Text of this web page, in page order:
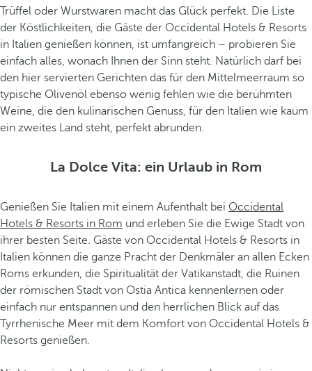
Trüffel oder Wurstwaren macht das Glück perfekt. Die Liste
der Köstlichkeiten, die Gäste der Occidental Hotels & Resorts
in Italien genießen können, ist umfangreich – probieren Sie
einfach alles, wonach Ihnen der Sinn steht. Natürlich darf bei
den hier servierten Gerichten das für den Mittelmeerraum so
typische Olivenöl ebenso wenig fehlen wie die berühmten
Weine, die den kulinarischen Genuss, für den Italien wie kaum
ein zweites Land steht, perfekt abrunden.
La Dolce Vita: ein Urlaub in Rom
Genießen Sie Italien mit einem Aufenthalt bei Occidental
Hotels & Resorts in Rom und erleben Sie die Ewige Stadt von
ihrer besten Seite. Gäste von Occidental Hotels & Resorts in
Italien können die ganze Pracht der Denkmäler an allen Ecken
Roms erkunden, die Spiritualität der Vatikanstadt, die Ruinen
der römischen Stadt von Ostia Antica kennenlernen oder
einfach nur entspannen und den herrlichen Blick auf das
Tyrrhenische Meer mit dem Komfort von Occidental Hotels &
Resorts genießen.